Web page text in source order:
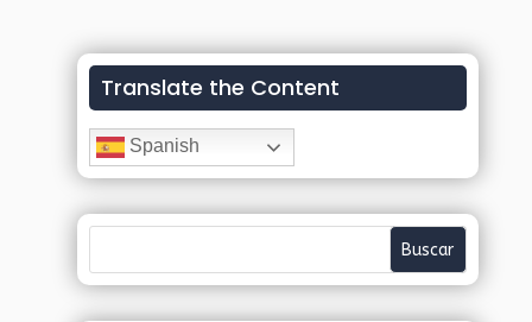
Translate the Content
Spanish